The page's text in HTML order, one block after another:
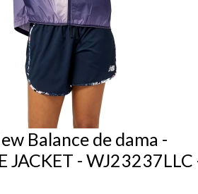
Balance de dama -
JACKET - WJ23237LLC